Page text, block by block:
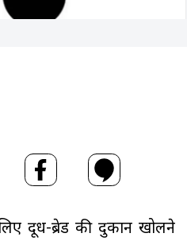
दूध-ब्रेड की दुकान खोलने